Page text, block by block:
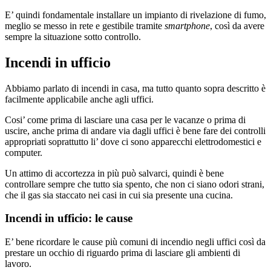
E’ quindi fondamentale installare un impianto di rivelazione di fumo,
meglio se messo in rete e gestibile tramite smartphone, così da avere
sempre la situazione sotto controllo.
Incendi in ufficio
Abbiamo parlato di incendi in casa, ma tutto quanto sopra descritto è
facilmente applicabile anche agli uffici.
Cosi’ come prima di lasciare una casa per le vacanze o prima di
uscire, anche prima di andare via dagli uffici è bene fare dei controlli
appropriati soprattutto li’ dove ci sono apparecchi elettrodomestici e
computer.
Un attimo di accortezza in più può salvarci, quindi è bene
controllare sempre che tutto sia spento, che non ci siano odori strani,
che il gas sia staccato nei casi in cui sia presente una cucina.
Incendi in ufficio: le cause
E’ bene ricordare le cause più comuni di incendio negli uffici così da
prestare un occhio di riguardo prima di lasciare gli ambienti di
lavoro.